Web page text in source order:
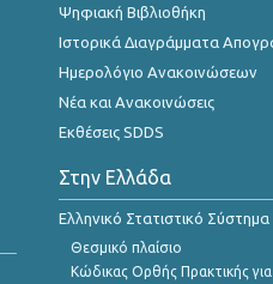
Ψηφιακή Βιβλιοθήκη
Ιστορικά Διαγράμματα
Ημερολόγιο Ανακοινώσεων
Νέα και Ανακοινώσεις
Εκθέσεις SDDS
Στην Ελλάδα
Ελληνικό Στατιστικό
Θεσμικό πλαίσιο
Κώδικας Ορθής Πρακτικής